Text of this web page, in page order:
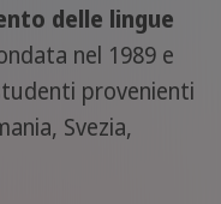
delle lingue
nel 1989 e
provenienti
Svezia,